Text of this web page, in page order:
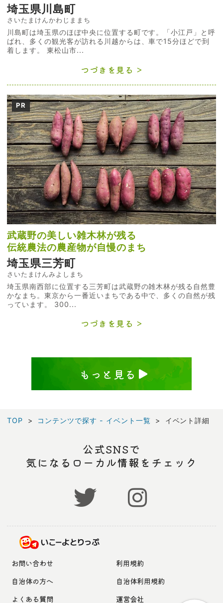
埼玉県川島町
さいたまけんかわじままち
川島町は埼玉県のほぼ中央に位置する町です。「小江戸」と呼
ばれ、多くの観光客が訪れる川越からは、車で15分ほどで到
着します。 東松山市...
つづきを見る
PR
武蔵野の美しい雑木林が残る
伝統農法の農産物が自慢のまち
埼玉県三芳町
さいたまけんみよしまち
埼玉県南西部に位置する三芳町は武蔵野の雑木林が残る自然豊
かなまち。東京から一番近いまちである中で、多くの自然が残
っています。 300...
つづきを見る
もっと見る
TOP コンテンツで探す - イベント一覧 イベント詳細
公式SNSで
気になるローカル情報をチェック
お問い合わせ
利用規約
自治体の方へ
自治体利用規約
よくある質問
運営会社